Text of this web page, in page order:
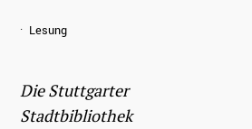
Lesung
Die Stuttgarter
Stadtbibliothek